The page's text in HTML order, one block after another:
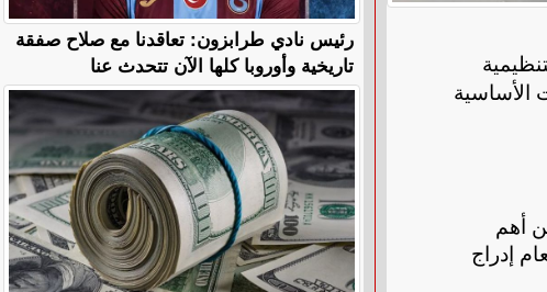
الأساسية
أهم
إدراج
رئيس نادي طرابزون: تعاقدنا مع صلاح صفقة
تاريخية وأوروبا كلها الآن تتحدث عنا